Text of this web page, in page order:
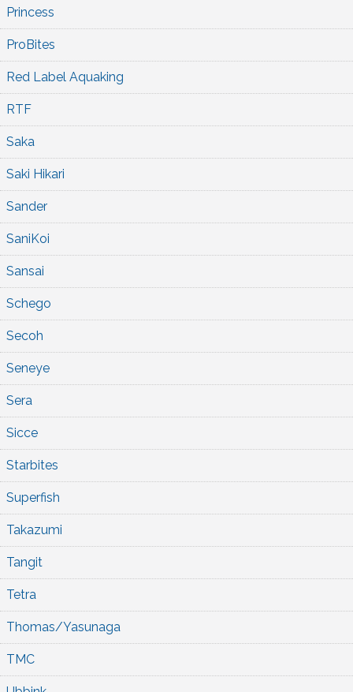
Princess
ProBites
Red Label Aquaking
RTF
Saka
Saki Hikari
Sander
SaniKoi
Sansai
Schego
Secoh
Seneye
Sera
Sicce
Starbites
Superfish
Takazumi
Tangit
Tetra
Thomas/Yasunaga
TMC